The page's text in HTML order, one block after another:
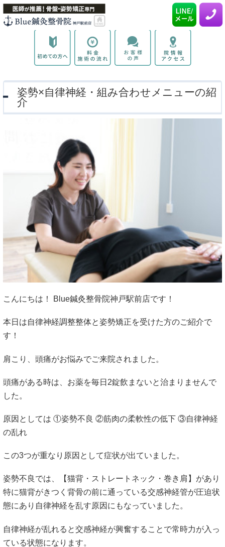
姿勢×自律神経・組み合わせメニューの紹
介
こんにちは！ Blue鍼灸整骨院神戸駅前店です！
本日は自律神経調整整体と姿勢矯正を受けた方のご紹介で
す！
肩こり、頭痛がお悩みでご来院されました。
頭痛がある時は、お薬を毎日2錠飲まないと治まりませんで
した。
原因としては ①姿勢不良 ②筋肉の柔軟性の低下 ③自律神経
の乱れ
この3つが重なり原因として症状が出ていました。
姿勢不良では、【猫背・ストレートネック・巻き肩】があり
特に猫背がきつく背骨の前に通っている交感神経管が圧迫状
態にあり自律神経を乱す原因にもなっていました。
自律神経が乱れると交感神経が興奮することで常時力が入っ
ている状態になります。